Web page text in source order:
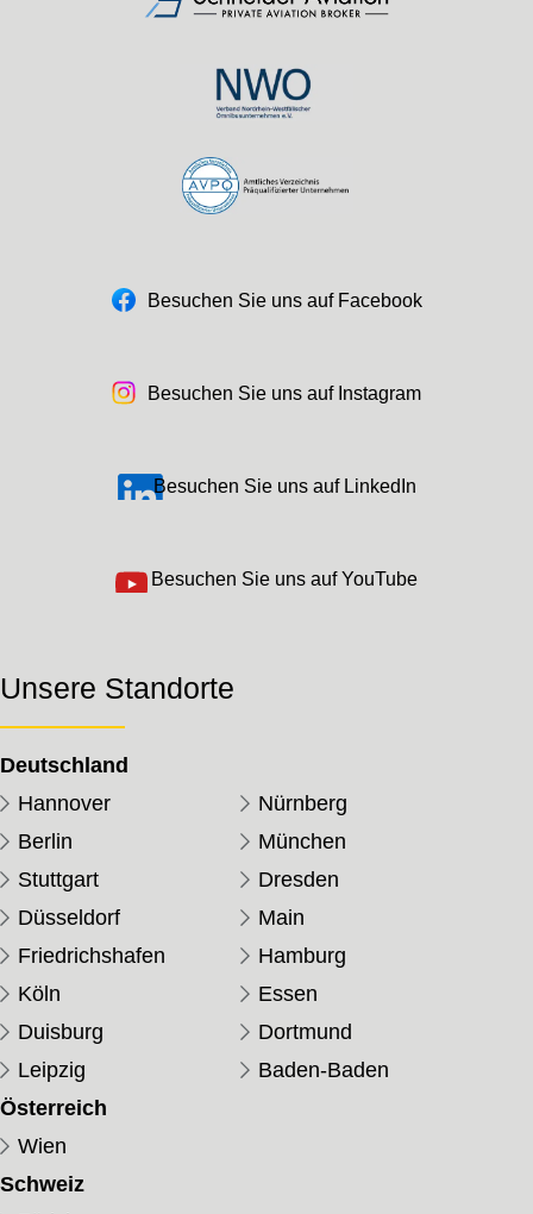
Besuchen Sie uns auf Facebook
Besuchen Sie uns auf Instagram
Besuchen Sie uns auf LinkedIn
Besuchen Sie uns auf YouTube
Unsere Standorte
Deutschland
Hannover
Nürnberg
Berlin
München
Stuttgart
Dresden
Düsseldorf
Main
Friedrichshafen
Hamburg
Köln
Essen
Duisburg
Dortmund
Leipzig
Baden-Baden
Österreich
Wien
Schweiz